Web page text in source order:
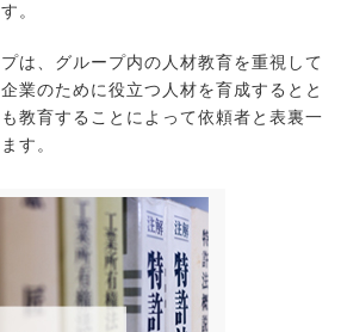
。
は、グループ内の人材教育を重視して
業のために役立つ人材を育成するとと
教育することによって依頼者と表裏一
す。